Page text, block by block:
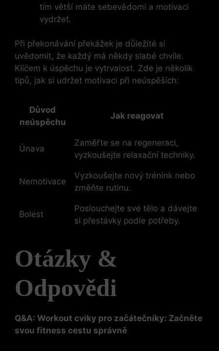
tím větší máte sebevědomí a motivaci
vydržet.
Při překonávání překážek je důležité si
uvědomit, že každý má někdy slabé chvíle.
Klíčem k úspěchu je vytrvalost. Zde je několik
tipů, jak si udržet motivaci při neúspěších:
Důvod
neúspěchu
Jak reagovat
Únava
Zaměřte se na regeneraci,
vyzkoušejte relaxační techniky.
Nemotivace
Vyzkoušejte nový trénink nebo
změňte rutinu.
Bolest
Poslouchejte své tělo a dávejte
si přestávky podle potřeby.
Otázky &
Odpovědi
Q&A: Workout cviky pro začátečníky: Začněte
svou fitness cestu správně